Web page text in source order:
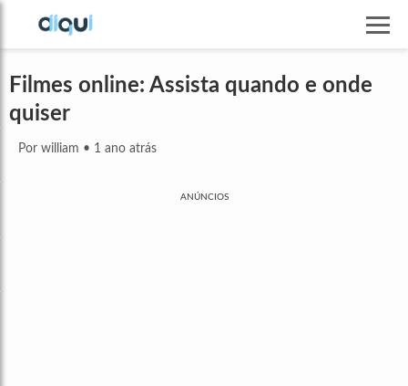
Filmes online: Assista quando e onde
quiser
Por william • 1 ano atrás
ANÚNCIOS